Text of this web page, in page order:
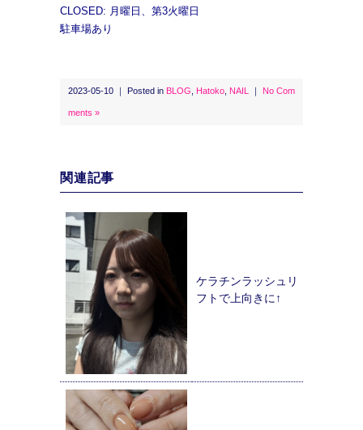
CLOSED: 月曜日、第3火曜日
駐車場あり
2023-05-10 ｜ Posted in BLOG Hatoko NAIL ｜ No Com
ments »
関連記事
ケラチンラッシュリ
フトで上向きに↑